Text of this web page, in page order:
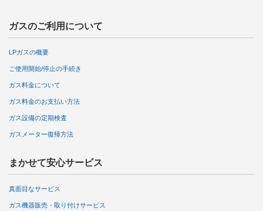
ガスのご利用について
LPガスの概要
ご使用開始/停止の手続き
ガス料金について
ガス料金のお支払い方法
ガス設備の定期検査
ガスメーター復帰方法
まかせて安心サービス
真面目なサービス
ガス機器販売・取り付けサービス